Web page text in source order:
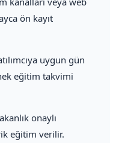
ön kayıt
uygun gün
eğitim takvimi
onaylı
eğitim verilir.